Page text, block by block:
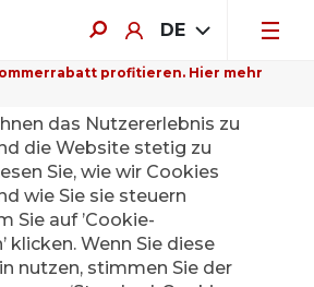
DE
profitieren. Hier mehr
verwenden wir
das Nutzererlebnis zu
die Website stetig zu
Sie, wie wir Cookies
wie Sie sie steuern
Sie auf ’Cookie-
klicken. Wenn Sie diese
nutzen, stimmen Sie der